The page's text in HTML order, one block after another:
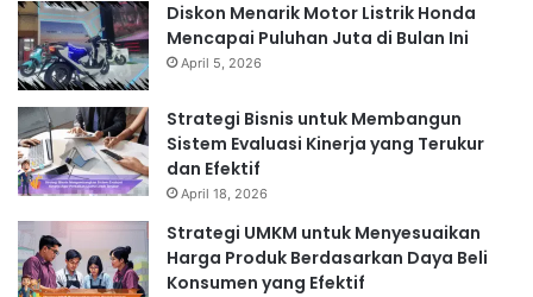
Diskon Menarik Motor Listrik Honda
Mencapai Puluhan Juta di Bulan Ini
April 5, 2026
Strategi Bisnis untuk Membangun
Sistem Evaluasi Kinerja yang Terukur
dan Efektif
April 18, 2026
Strategi UMKM untuk Menyesuaikan
Harga Produk Berdasarkan Daya Beli
Konsumen yang Efektif